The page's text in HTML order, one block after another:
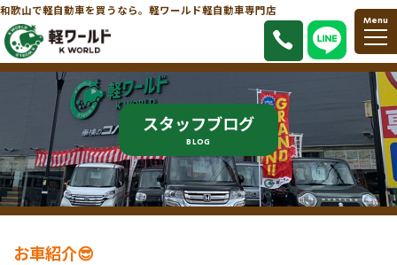
和歌山で軽自動車を買うなら。軽ワールド軽自動車専門店
Menu
スタッフブログ
BLOG
お車紹介😎